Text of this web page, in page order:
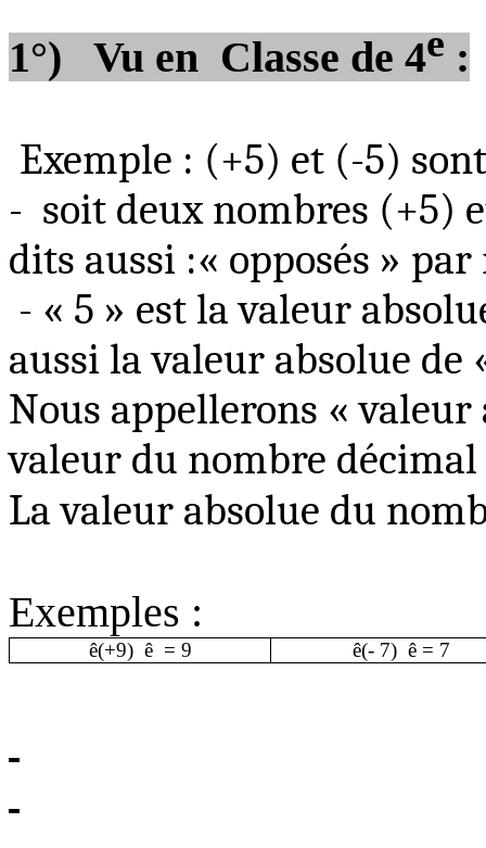
1°) Vu en Classe de 4e :
Exemple : (+5) et (-5)
- soit deux nombres (+5)
dits aussi :« opposés »
- « 5 » est la valeur
aussi la valeur absolue de
Nous appellerons «
valeur du nombre
La valeur absolue du
Exemples :
ê(+9) ê = 9 ê(- 7) ê = 7